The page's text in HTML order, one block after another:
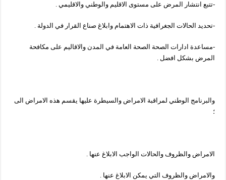
-تتبع انتشار المرض على مستوى الاقليم والوطني والاقليمي .
-تحديد الحالات الجغرافية ذات الاهتمام وابلاغ صناع القرار في الدولة .
-مساعدة ادارات الصحة الصحة العامة في المدن والاقاليم على مكافحة
المرض بشكل افضل .
والبرنامج الوطني لمراقبة الامراض والسيطرة عليها يقسم هذه الامراض الى
؛
الامراض والظروف والحالات الواجب الابلاغ عنها .
والامراض والظروف التي يمكن الابلاغ عنها .